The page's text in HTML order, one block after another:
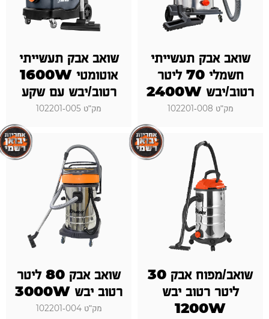
שואב אבק תעשייתי
חשמלי 70 ליטר
רטוב/יבש 2400W
מק"ט 102201-008
שואב אבק תעשייתי
אוטומטי 1600W
רטוב/יבש עם שקע
מק"ט 102201-005
שואב/מפוח אבק 30
ליטר רטוב יבש
1200W
שואב אבק 80 ליטר
רטוב יבש 3000W
מק"ט 102201-004